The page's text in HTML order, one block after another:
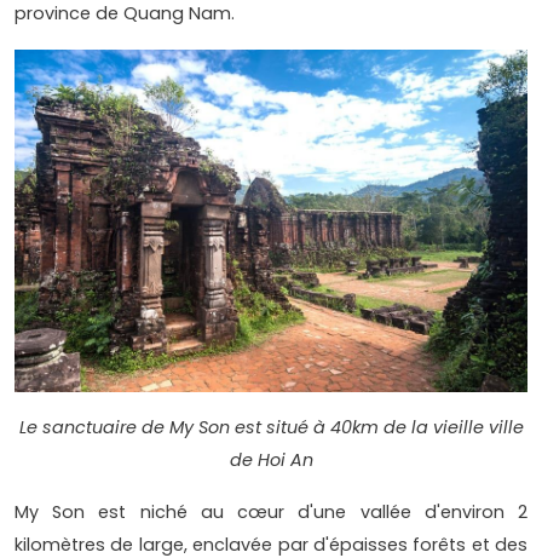
province de Quang Nam.
Le sanctuaire de My Son est situé à 40km de la vieille ville
de Hoi An
My Son est niché au cœur d'une vallée d'environ 2
kilomètres de large, enclavée par d'épaisses forêts et des